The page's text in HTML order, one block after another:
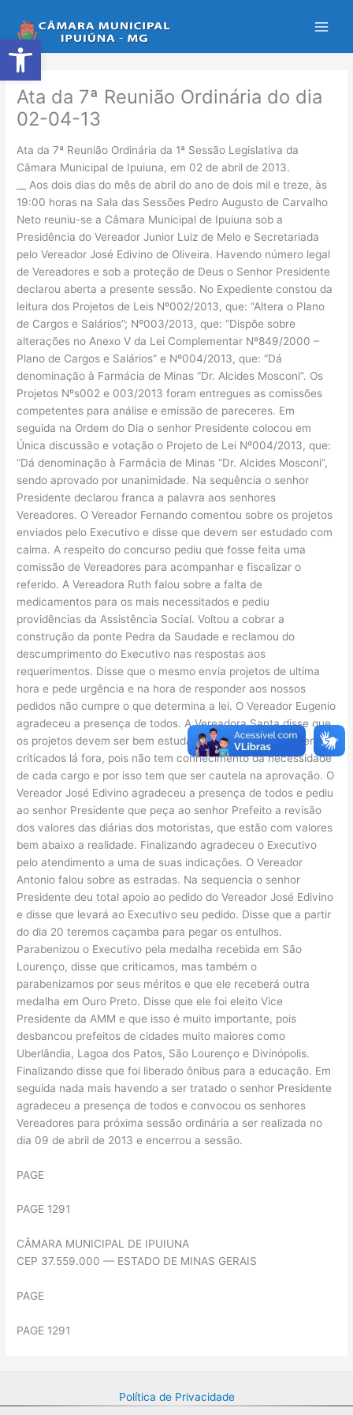
Abrir a barra de ferramentas
para
o
conteúdo
Ata da 7ª Reunião Ordinária do dia
02-04-13
Ata da 7ª Reunião Ordinária da 1ª Sessão Legislativa da
Câmara Municipal de Ipuiuna, em 02 de abril de 2013.
__ Aos dois dias do mês de abril do ano de dois mil e treze, às
19:00 horas na Sala das Sessões Pedro Augusto de Carvalho
Neto reuniu-se a Câmara Municipal de Ipuiuna sob a
Presidência do Vereador Junior Luiz de Melo e Secretariada
pelo Vereador José Edivino de Oliveira. Havendo número legal
de Vereadores e sob a proteção de Deus o Senhor Presidente
declarou aberta a presente sessão. No Expediente constou da
leitura dos Projetos de Leis Nº002/2013, que: “Altera o Plano
de Cargos e Salários”; Nº003/2013, que: “Dispõe sobre
alterações no Anexo V da Lei Complementar Nº849/2000 –
Plano de Cargos e Salários” e Nº004/2013, que: “Dá
denominação à Farmácia de Minas “Dr. Alcides Mosconi”. Os
Projetos Nºs002 e 003/2013 foram entregues as comissões
competentes para análise e emissão de pareceres. Em
seguida na Ordem do Dia o senhor Presidente colocou em
Única discussão e votação o Projeto de Lei Nº004/2013, que:
“Dá denominação à Farmácia de Minas “Dr. Alcides Mosconi”,
sendo aprovado por unanimidade. Na sequência o senhor
Presidente declarou franca a palavra aos senhores
Vereadores. O Vereador Fernando comentou sobre os projetos
enviados pelo Executivo e disse que devem ser estudado com
calma. A respeito do concurso pediu que fosse feita uma
comissão de Vereadores para acompanhar e fiscalizar o
referido. A Vereadora Ruth falou sobre a falta de
medicamentos para os mais necessitados e pediu
providências da Assistência Social. Voltou a cobrar a
construção da ponte Pedra da Saudade e reclamou do
descumprimento do Executivo nas respostas aos
requerimentos. Disse que o mesmo envia projetos de ultima
hora e pede urgência e na hora de responder aos nossos
pedidos não cumpre o que determina a lei. O Vereador Eugenio
agradeceu a presença de todos. A Vereadora Santa disse que
os projetos devem ser bem estudados para depois não serem
criticados lá fora, pois não tem conhecimento da necessidade
de cada cargo e por isso tem que ser cautela na aprovação. O
Vereador José Edivino agradeceu a presença de todos e pediu
ao senhor Presidente que peça ao senhor Prefeito a revisão
dos valores das diárias dos motoristas, que estão com valores
bem abaixo a realidade. Finalizando agradeceu o Executivo
pelo atendimento a uma de suas indicações. O Vereador
Antonio falou sobre as estradas. Na sequencia o senhor
Presidente deu total apoio ao pedido do Vereador José Edivino
e disse que levará ao Executivo seu pedido. Disse que a partir
do dia 20 teremos caçamba para pegar os entulhos.
Parabenizou o Executivo pela medalha recebida em São
Lourenço, disse que criticamos, mas também o
parabenizamos por seus méritos e que ele receberá outra
medalha em Ouro Preto. Disse que ele foi eleito Vice
Presidente da AMM e que isso é muito importante, pois
desbancou prefeitos de cidades muito maiores como
Uberlândia, Lagoa dos Patos, São Lourenço e Divinópolis.
Finalizando disse que foi liberado ônibus para a educação. Em
seguida nada mais havendo a ser tratado o senhor Presidente
agradeceu a presença de todos e convocou os senhores
Vereadores para próxima sessão ordinária a ser realizada no
dia 09 de abril de 2013 e encerrou a sessão.
PAGE
PAGE 1291
CÂMARA MUNICIPAL DE IPUIUNA
CEP 37.559.000 — ESTADO DE MINAS GERAIS
PAGE
PAGE 1291
Política de Privacidade